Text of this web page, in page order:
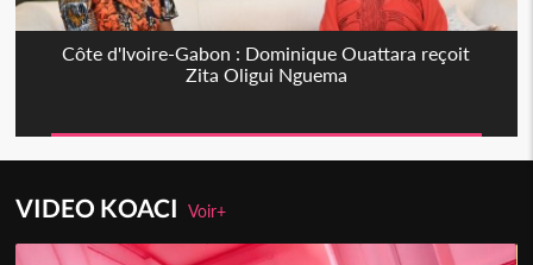
Côte d'Ivoire-Gabon : Dominique Ouattara reçoit
Zita Oligui Nguema
VIDEO KOACIVoir+